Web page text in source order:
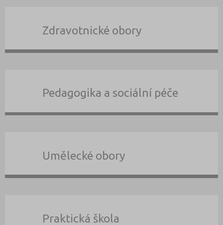
Zdravotnické obory
Pedagogika a sociální péče
Umělecké obory
Praktická škola